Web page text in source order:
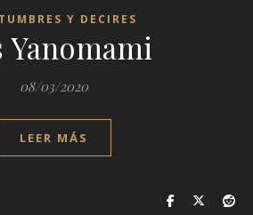
Y DECIRES
Yanomami
08/03/2020
LEER MÁS